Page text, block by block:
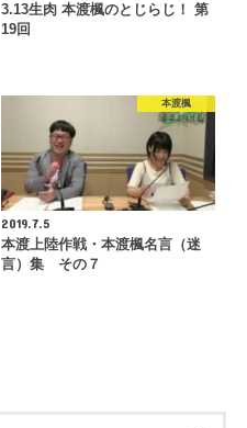
3.13生肉 本渡楓のとじらじ！ 第
19回
本渡楓
2019.7.5
本渡上陸作戦・本渡楓名言（迷
言）集 その７